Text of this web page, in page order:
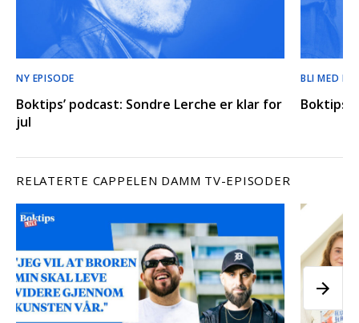
NY EPISODE
Boktips’ podcast: Sondre Lerche er klar for
jul
BLI MED
Boktips’
RELATERTE CAPPELEN DAMM TV-EPISODER